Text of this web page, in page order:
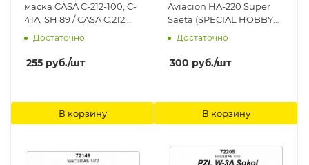
маска CASA C-212-100, C-
41A, SH 89 / CASA C.212
(Special Hobby
#SH72376, #SH72344,
#SH72385, SH72402 /
Azur-FRROM #FR0040) +
Достаточно
255 руб./шт
В корзину
Aviacion HA-220 Super
Saeta (SPECIAL HOBBY
#72068) - (Двусторонние
маски) + маски на диски
и колеса KV Models
Достаточно
300 руб./шт
В корзину